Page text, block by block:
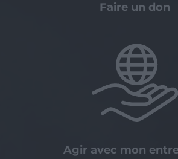
Faire un don
Agir avec mon